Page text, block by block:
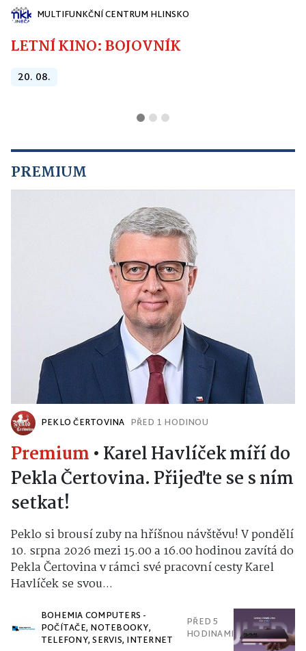
MULTIFUNKČNÍ CENTRUM HLINSKO
LETNÍ KINO: BOJOVNÍK
20. 08.
PREMIUM
PEKLO ČERTOVINA PŘED 1 HODINOU
Premium • Karel Havlíček míří do
Pekla Čertovina. Přijeďte se s ním
setkat!
Peklo si brousí zuby na hříšnou návštěvu! V pondělí
10. srpna 2026 mezi 15.00 a 16.00 hodinou zavítá do
Pekla Čertovina v rámci své pracovní cesty Karel
Havlíček se svou...
BOHEMIA COMPUTERS -
POČÍTAČE, NOTEBOOKY,
TELEFONY, SERVIS, INTERNET
PŘED 5
HODINAMI